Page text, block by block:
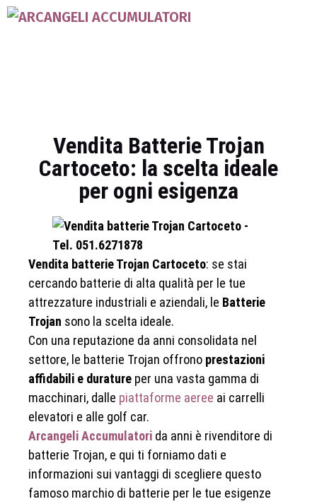
Vendita Batterie Trojan
Cartoceto: la scelta ideale
per ogni esigenza
Vendita batterie Trojan Cartoceto: se stai
cercando batterie di alta qualità per le tue
attrezzature industriali e aziendali, le Batterie
Trojan sono la scelta ideale.
Con una reputazione da anni consolidata nel
settore, le batterie Trojan offrono prestazioni
affidabili e durature per una vasta gamma di
macchinari, dalle piattaforme aeree ai carrelli
elevatori e alle golf car.
Arcangeli Accumulatori da anni è rivenditore di
batterie Trojan, e qui ti forniamo dati e
informazioni sui vantaggi di scegliere questo
famoso marchio di batterie per le tue esigenze